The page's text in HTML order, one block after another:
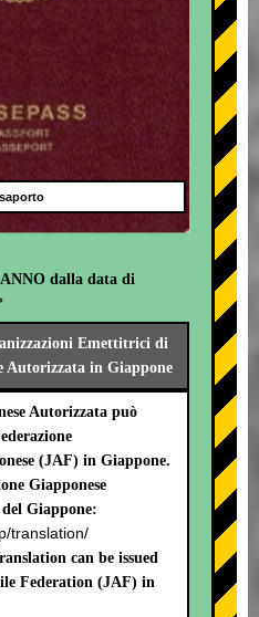
dalla data di
Emettitrici di
Autorizzata in Giappone
Autorizzata può
(JAF) in Giappone.
Giapponese
Giappone:
translation/
can be issued
Federation (JAF) in